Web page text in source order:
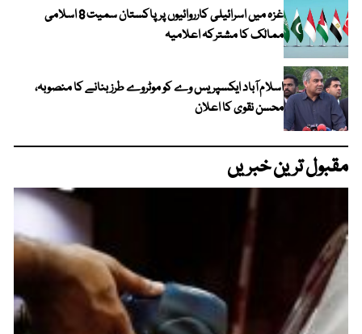
غزہ میں اسرائیلی کارروائیوں پر پاکستان سمیت 8 اسلامی
ممالک کا مشترکہ اعلامیہ
اسلام آباد ایکسپریس وے کو موٹروے طرز بنانے کا منصوبہ،
محسن نقوی کا اعلان
مقبول ترین خبریں